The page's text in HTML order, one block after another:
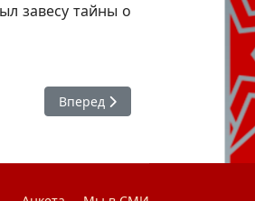
завесу тайны о
Следующий: Цикл встреч в
Вперед